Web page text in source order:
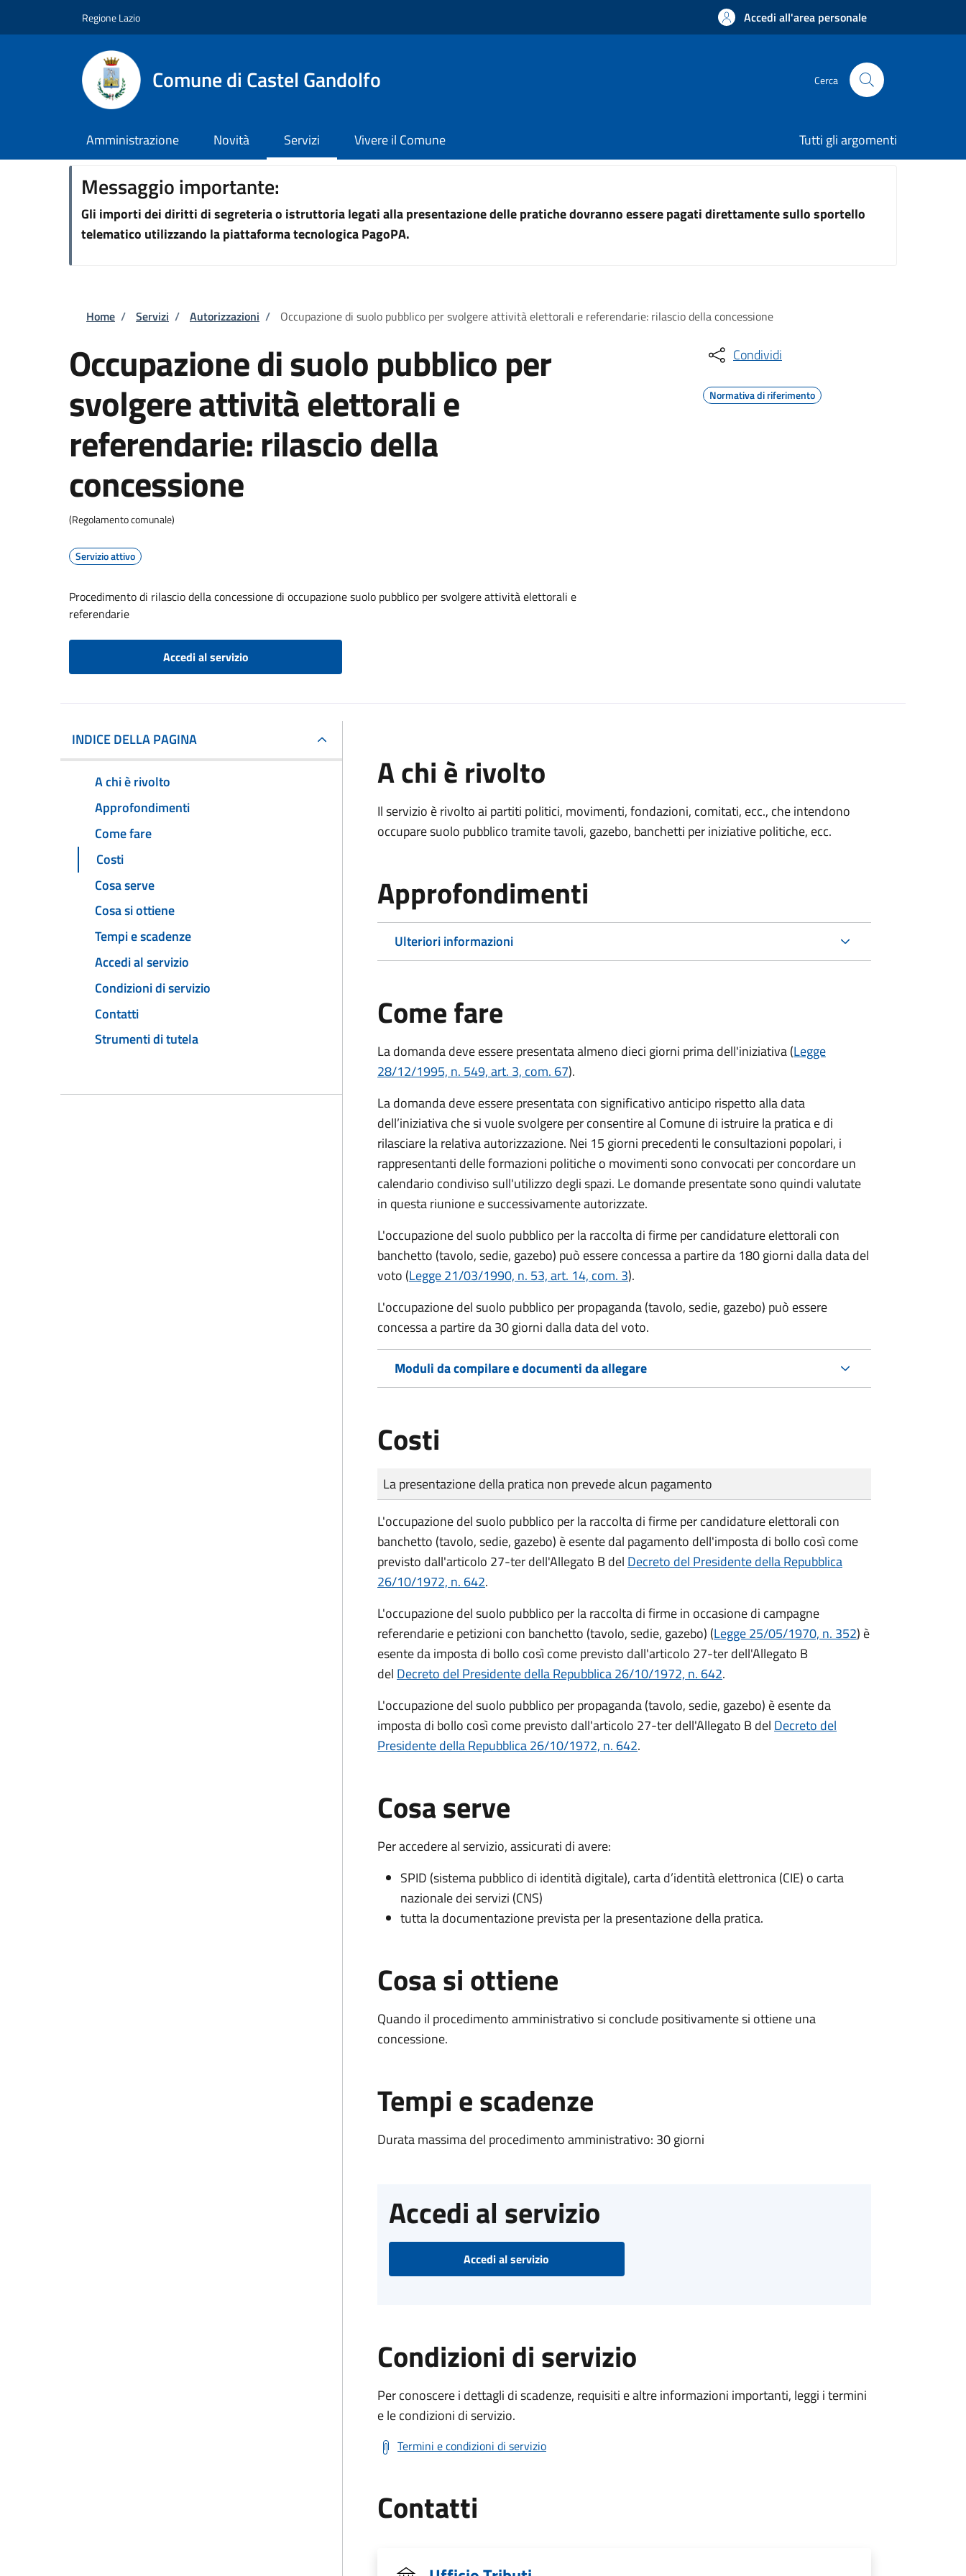
Regione Lazio Accedi all'area personale
Comune di Castel Gandolfo Cerca
Amministrazione Novità Servizi Vivere il Comune Tutti gli argomenti
Messaggio importante:
Gli importi dei diritti di segreteria o istruttoria legati alla presentazione delle pratiche dovranno essere pagati direttamente sullo sportello
telematico utilizzando la piattaforma tecnologica PagoPA.
Briciole di pane
Home / Servizi / Autorizzazioni / Occupazione di suolo pubblico per svolgere attività elettorali e referendarie: rilascio della concessione
Occupazione di suolo pubblico per
svolgere attività elettorali e
referendarie: rilascio della
concessione
(Regolamento comunale)
Servizio attivo
Procedimento di rilascio della concessione di occupazione suolo pubblico per svolgere attività elettorali e
referendarie
Accedi al servizio
Condividi
Normativa di riferimento
INDICE DELLA PAGINA
A chi è rivolto
Approfondimenti
Come fare
Costi
Cosa serve
Cosa si ottiene
Tempi e scadenze
Accedi al servizio
Condizioni di servizio
Contatti
Strumenti di tutela
A chi è rivolto
Il servizio è rivolto ai partiti politici, movimenti, fondazioni, comitati, ecc., che intendono
occupare suolo pubblico tramite tavoli, gazebo, banchetti per iniziative politiche, ecc.
Approfondimenti
Ulteriori informazioni
Come fare
La domanda deve essere presentataalmeno dieci giorni primadell'iniziativa (Legge
28/12/1995, n. 549, art. 3, com. 67).
La domanda deve essere presentata con significativo anticipo rispetto alla data
dell’iniziativa che si vuole svolgere per consentire al Comune di istruire la pratica e di
rilasciare la relativa autorizzazione. Nei 15 giorni precedenti le consultazioni popolari, i
rappresentanti delle formazioni politiche o movimenti sono convocati per concordare un
calendario condiviso sull'utilizzo degli spazi. Le domande presentate sono quindi valutate
in questa riunione e successivamente autorizzate.
L'occupazione del suolo pubblico per la raccolta di firme per candidature elettorali con
banchetto (tavolo, sedie, gazebo) può essere concessa a partire da 180 giorni dalla data del
voto (Legge 21/03/1990, n. 53, art. 14, com. 3).
L'occupazione del suolo pubblico per propaganda (tavolo, sedie, gazebo) può essere
concessa a partire da 30 giorni dalla data del voto.
Moduli da compilare e documenti da allegare
Costi
Tipo di pagamento
Importo
La presentazione della pratica non prevede alcun pagamento
L'occupazione del suolo pubblico per la raccolta di firme per candidature elettorali con
banchetto (tavolo, sedie, gazebo) è esente dal pagamento dell'imposta di bollo così come
previsto dall'articolo 27-ter dell'Allegato B del Decreto del Presidente della Repubblica
26/10/1972, n. 642.
L'occupazione del suolo pubblico per la raccolta di firme in occasione di campagne
referendarie e petizioni con banchetto (tavolo, sedie, gazebo) (Legge 25/05/1970, n. 352) è
esente da imposta di bollo così come previsto dall'articolo 27-ter dell'Allegato B
del Decreto del Presidente della Repubblica 26/10/1972, n. 642.
L'occupazione del suolo pubblico per propaganda (tavolo, sedie, gazebo) è esente da
imposta di bollo così come previsto dall'articolo 27-ter dell'Allegato B del Decreto del
Presidente della Repubblica 26/10/1972, n. 642.
Cosa serve
Per accedere al servizio, assicurati di avere:
SPID (sistema pubblico di identità digitale), carta d’identità elettronica (CIE) o carta
nazionale dei servizi (CNS)
tutta la documentazione prevista per la presentazione della pratica.
Cosa si ottiene
Quando il procedimento amministrativo si conclude positivamente si ottiene una
concessione.
Tempi e scadenze
Durata massima del procedimento amministrativo: 30 giorni
Accedi al servizio
Accedi al servizio
Condizioni di servizio
Per conoscere i dettagli di scadenze, requisiti e altre informazioni importanti, leggi i termini
e le condizioni di servizio.
Termini e condizioni di servizio
Contatti